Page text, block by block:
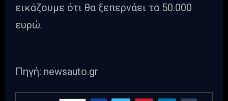
εικάζουμε ότι θα ξεπερνάει τα 50.000
ευρώ.
Πηγή: newsauto.gr